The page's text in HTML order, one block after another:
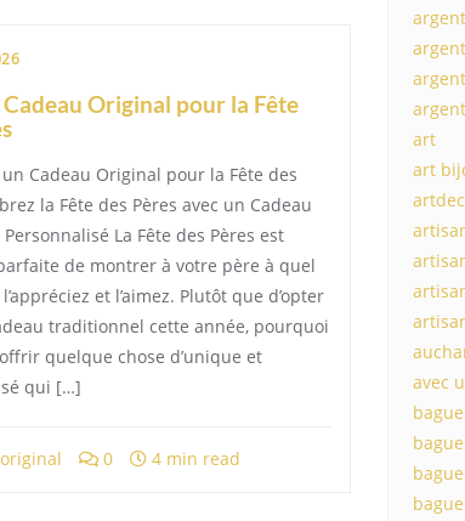
Cadeau Original pour la Fête
Cadeau Original pour la Fête des
la Fête des Pères avec un Cadeau
La Fête des Pères est
de montrer à votre père à quel
et l’aimez. Plutôt que d’opter
traditionnel cette année, pourquoi
quelque chose d’unique et
qui […]
0 4 min read
art
art
avec
bague